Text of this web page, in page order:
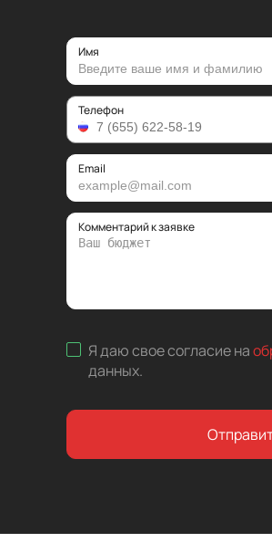
Имя
Телефон
Email
Комментарий к заявке
Я даю свое согласие на
данных.